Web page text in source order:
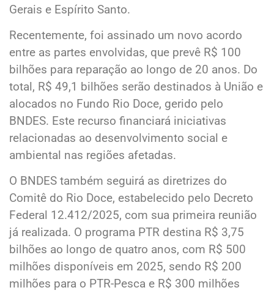
Gerais e Espírito Santo.
Recentemente, foi assinado um novo acordo
entre as partes envolvidas, que prevê R$ 100
bilhões para reparação ao longo de 20 anos. Do
total, R$ 49,1 bilhões serão destinados à União e
alocados no Fundo Rio Doce, gerido pelo
BNDES. Este recurso financiará iniciativas
relacionadas ao desenvolvimento social e
ambiental nas regiões afetadas.
O BNDES também seguirá as diretrizes do
Comitê do Rio Doce, estabelecido pelo Decreto
Federal 12.412/2025, com sua primeira reunião
já realizada. O programa PTR destina R$ 3,75
bilhões ao longo de quatro anos, com R$ 500
milhões disponíveis em 2025, sendo R$ 200
milhões para o PTR-Pesca e R$ 300 milhões